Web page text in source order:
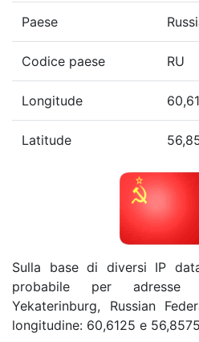
Paese
Codice paese RU
Longitude
Latitude
Sulla base di diversi IP
probabile per adresse
Yekaterinburg, Russian
longitudine: 60,6125 e 56,8575